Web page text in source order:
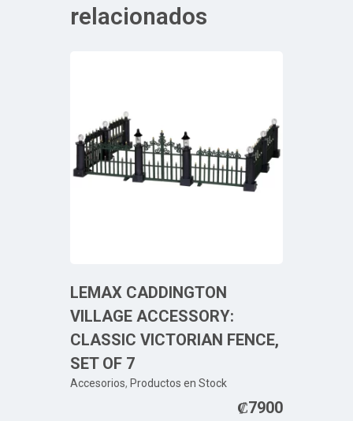
relacionados
LEMAX CADDINGTON
VILLAGE ACCESSORY:
CLASSIC VICTORIAN FENCE,
SET OF 7
Accesorios, Productos en Stock
₡7900